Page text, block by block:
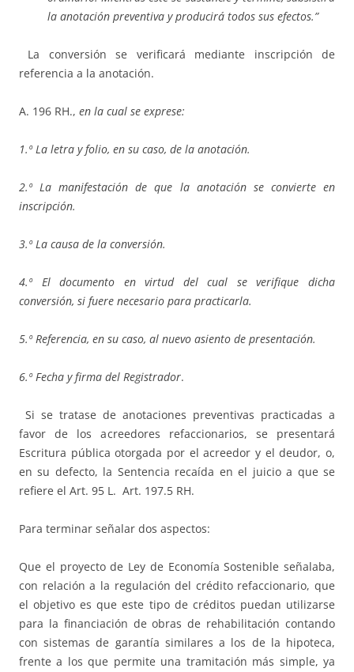
la anotación preventiva y producirá todos sus efectos.”
La conversión se verificará mediante inscripción de
referencia a la anotación.
A. 196 RH., en la cual se exprese:
1.º La letra y folio, en su caso, de la anotación.
2.º La manifestación de que la anotación se convierte en
inscripción.
3.º La causa de la conversión.
4.º El documento en virtud del cual se verifique dicha
conversión, si fuere necesario para practicarla.
5.º Referencia, en su caso, al nuevo asiento de presentación.
6.º Fecha y firma del Registrador.
Si se tratase de anotaciones preventivas practicadas a
favor de los acreedores refaccionarios, se presentará
Escritura pública otorgada por el acreedor y el deudor, o,
en su defecto, la Sentencia recaída en el juicio a que se
refiere el Art. 95 L. Art. 197.5 RH.
Para terminar señalar dos aspectos:
Que el proyecto de Ley de Economía Sostenible señalaba,
con relación a la regulación del crédito refaccionario, que
el objetivo es que este tipo de créditos puedan utilizarse
para la financiación de obras de rehabilitación contando
con sistemas de garantía similares a los de la hipoteca,
frente a los que permite una tramitación más simple, ya